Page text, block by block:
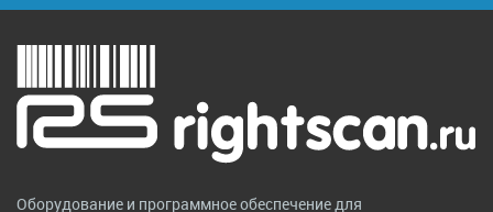
Оборудование и программное обеспечение для